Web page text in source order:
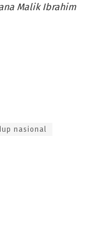
Malik Ibrahim
nasional